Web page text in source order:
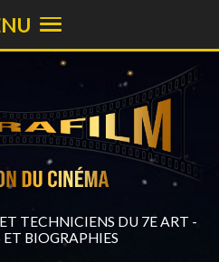
TECHNICIENS DU 7E ART -
BIOGRAPHIES